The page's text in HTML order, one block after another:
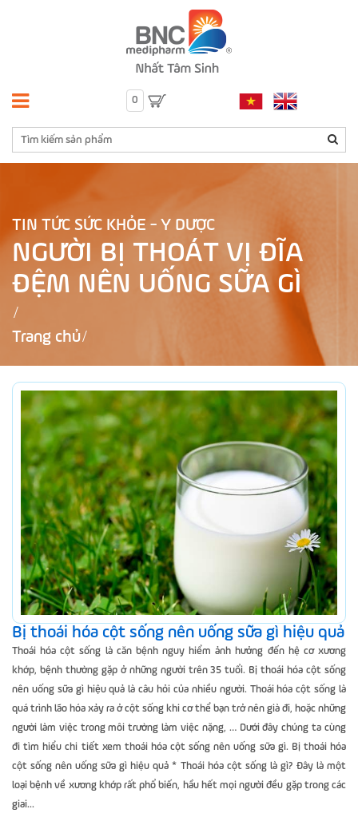
0
TIN TỨC SỨC KHỎE - Y DƯỢC
NGƯỜI BỊ THOÁT VỊ ĐĨA
ĐỆM NÊN UỐNG SỮA GÌ
Trang chủ
Bị thoái hóa cột sống nên uống sữa gì hiệu quả
Thoái hóa cột sống là căn bệnh nguy hiểm ảnh hưởng đến hệ cơ xương
khớp, bệnh thường gặp ở những người trên 35 tuổi. Bị thoái hóa cột sống
nên uống sữa gì hiệu quả là câu hỏi của nhiều người. Thoái hóa cột sống là
quá trình lão hóa xảy ra ở cột sống khi cơ thể bạn trở nên già đi, hoặc những
người làm việc trong môi trường làm việc nặng, … Dưới đây chúng ta cùng
đi tìm hiểu chi tiết xem thoái hóa cột sống nên uống sữa gì. Bị thoái hóa
cột sống nên uống sữa gì hiệu quả * Thoái hóa cột sống là gì? Đây là một
loại bệnh về xương khớp rất phổ biến, hầu hết mọi người đều gặp trong các
giai...